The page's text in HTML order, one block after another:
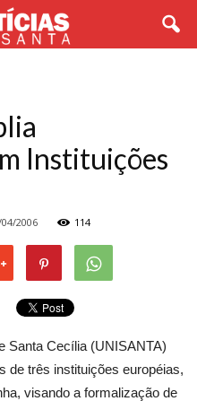
Instituições
2006 114
Santa Cecília (UNISANTA)
de três instituições européias,
visando a formalização de